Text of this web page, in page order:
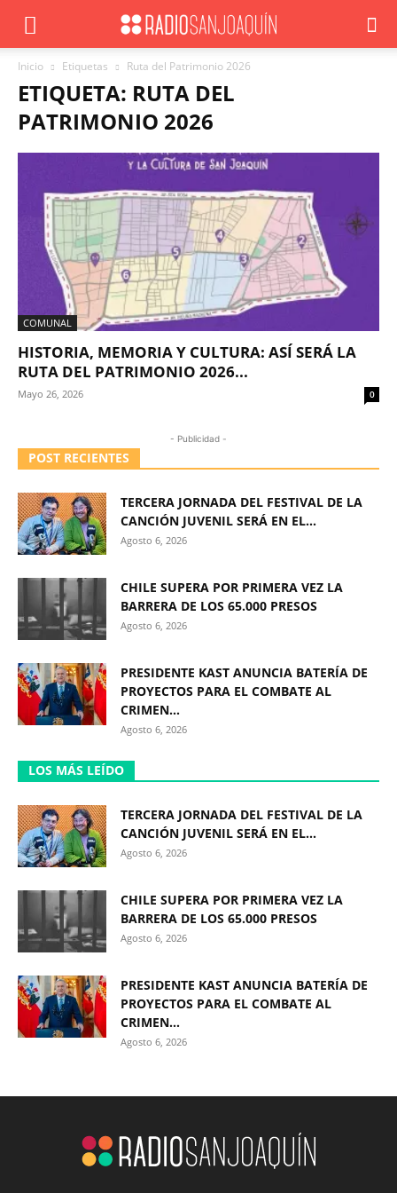
Inicio Etiquetas Ruta del Patrimonio 2026
ETIQUETA: RUTA DEL
PATRIMONIO 2026
COMUNAL
HISTORIA, MEMORIA Y CULTURA: ASÍ SERÁ LA
RUTA DEL PATRIMONIO 2026...
Mayo 26, 2026 0
- Publicidad -
POST RECIENTES
TERCERA JORNADA DEL FESTIVAL DE LA
CANCIÓN JUVENIL SERÁ EN EL...
Agosto 6, 2026
CHILE SUPERA POR PRIMERA VEZ LA
BARRERA DE LOS 65.000 PRESOS
Agosto 6, 2026
PRESIDENTE KAST ANUNCIA BATERÍA DE
PROYECTOS PARA EL COMBATE AL
CRIMEN...
Agosto 6, 2026
LOS MÁS LEÍDO
TERCERA JORNADA DEL FESTIVAL DE LA
CANCIÓN JUVENIL SERÁ EN EL...
Agosto 6, 2026
CHILE SUPERA POR PRIMERA VEZ LA
BARRERA DE LOS 65.000 PRESOS
Agosto 6, 2026
PRESIDENTE KAST ANUNCIA BATERÍA DE
PROYECTOS PARA EL COMBATE AL
CRIMEN...
Agosto 6, 2026